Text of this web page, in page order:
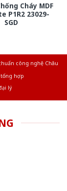
Cháy MDF
P1R2 23029-
SGD
công nghệ Châu
hợp
lý